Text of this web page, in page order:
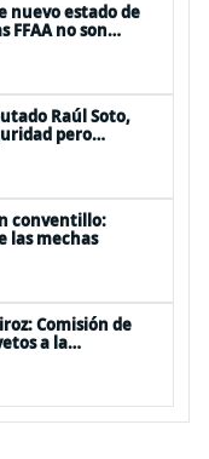
nuevo estado de
FFAA no son
Raúl Soto,
pero
alzamiento del
conventillo:
las mechas
Comisión de
a la